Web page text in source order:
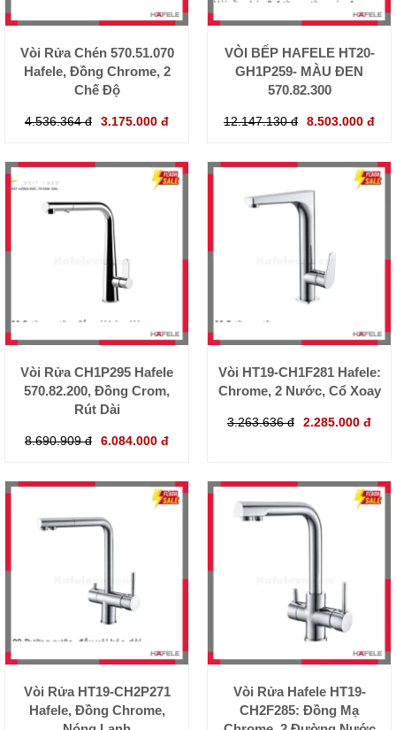
Vòi Rửa Chén 570.51.070
Hafele, Đồng Chrome, 2
Chế Độ
4.536.364 đ 3.175.000 đ
VÒI BẾP HAFELE HT20-
GH1P259- MÀU ĐEN
570.82.300
12.147.130 đ 8.503.000 đ
Vòi Rửa CH1P295 Hafele
570.82.200, Đồng Crom,
Rút Dài
8.690.909 đ 6.084.000 đ
Vòi HT19-CH1F281 Hafele:
Chrome, 2 Nước, Cổ Xoay
3.263.636 đ 2.285.000 đ
Vòi Rửa HT19-CH2P271
Hafele, Đồng Chrome,
Vòi Rửa Hafele HT19-
CH2F285: Đồng Mạ